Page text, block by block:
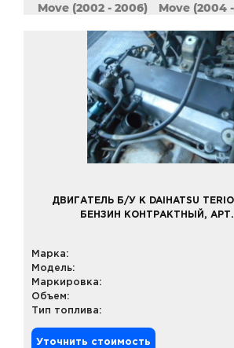
Move (2002 - 2006)
Move (2004
YRV
ДВИГАТЕЛЬ Б/У К DAIHATSU
БЕНЗИН КОНТРАКТНЫЙ, АРТ.
Марка:
Модель:
Маркировка:
Объем:
Тип топлива:
Уточнить стоимость